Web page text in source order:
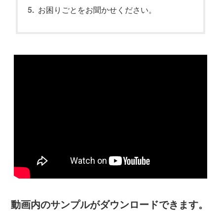
お困りごとをお聞かせください。
動画内のサンプルがダウンロードできます。